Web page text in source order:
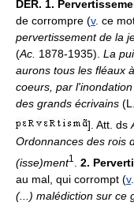
DÉR. 1.
de corrompre (v. ce
pervertissement de la
(Ac. 1878-1935). La
aurons tous les fléaux
coeurs, par
des grands écrivains
]. Att. ds
Ordonnances des rois
(isse)ment1 2.
au mal, qui corrompt (v
(...) malédiction sur ce